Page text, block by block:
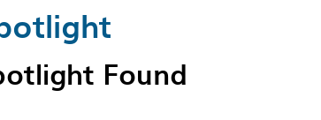
Found